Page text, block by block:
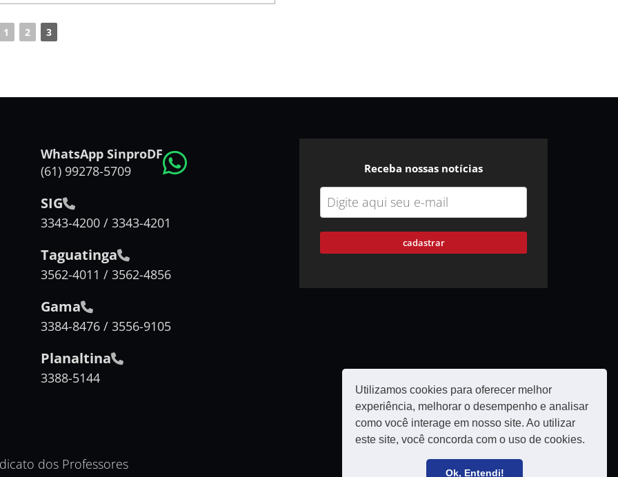
Utilizamos cookies para oferecer melhor
experiência, melhorar o desempenho e analisar
como você interage em nosso site. Ao utilizar
este site, você concorda com o uso de cookies.
Ok, Entendi!
1 2 3
WhatsApp SinproDF
(61) 99278-5709
SIG
3343-4200 / 3343-4201
Taguatinga
3562-4011 / 3562-4856
Gama
3384-8476 / 3556-9105
Planaltina
3388-5144
Receba nossas notícias
cadastrar
Política de privacidade Filie-se
dos Professores